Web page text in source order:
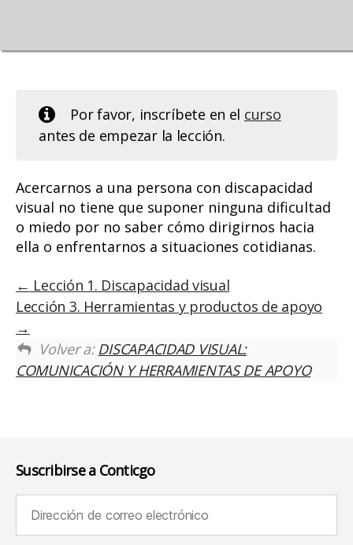
Por favor, inscríbete en el curso
antes de empezar la lección.
Acercarnos a una persona con discapacidad
visual no tiene que suponer ninguna dificultad
o miedo por no saber cómo dirigirnos hacia
ella o enfrentarnos a situaciones cotidianas.
Lección 1. Discapacidad visual
Lección 3. Herramientas y productos de apoyo
Volver a:DISCAPACIDAD VISUAL:
COMUNICACIÓN Y HERRAMIENTAS DE APOYO
Suscribirse a Conticgo